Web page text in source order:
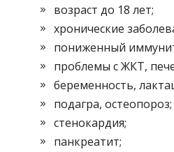
возраст до 18 лет;
хронические
пониженный
проблемы с ЖКТ,
беременность,
подагра, остеопороз;
стенокардия;
панкреатит;